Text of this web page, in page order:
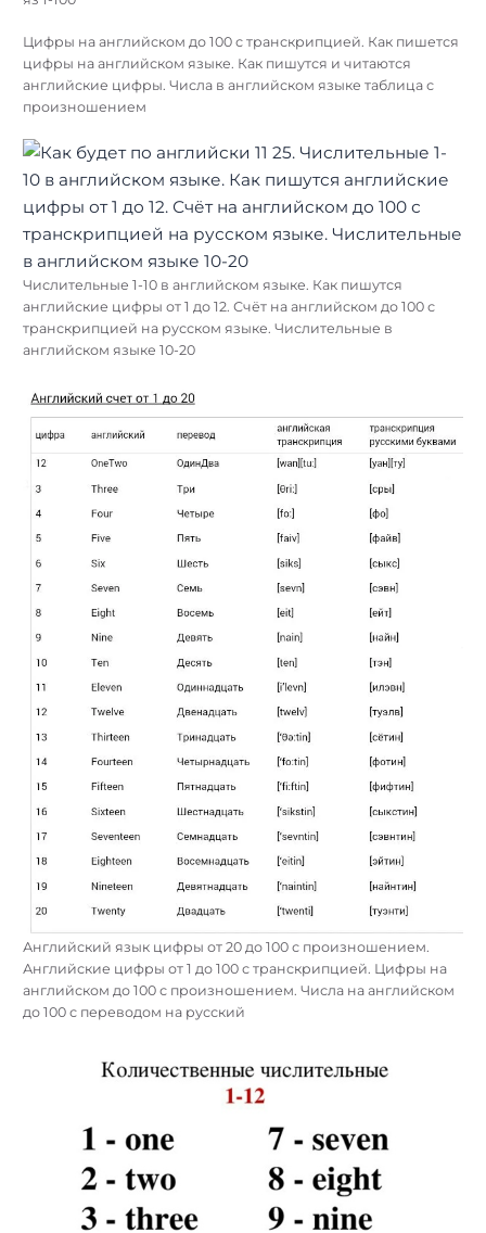
Цифры на английском до 100 с транскрипцией. Как пишется
цифры на английском языке. Как пишутся и читаются
английские цифры. Числа в английском языке таблица с
произношением
Числительные 1-10 в английском языке. Как пишутся
английские цифры от 1 до 12. Счёт на английском до 100 с
транскрипцией на русском языке. Числительные в
английском языке 10-20
Английский язык цифры от 20 до 100 с произношением.
Английские цифры от 1 до 100 с транскрипцией. Цифры на
английском до 100 с произношением. Числа на английском
до 100 с переводом на русский